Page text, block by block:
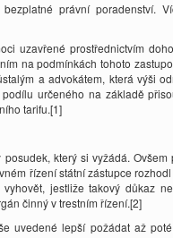
právní poradenství.
uzavřené prostřednictvím
na podmínkách tohoto
a advokátem, která výši
určeného na základě
tarifu.[1]
který si vyžádá. Ovšem
řízení státní zástupce
jestliže takový důkaz
činný v trestním řízení.[2]
uvedené lepší požádat až